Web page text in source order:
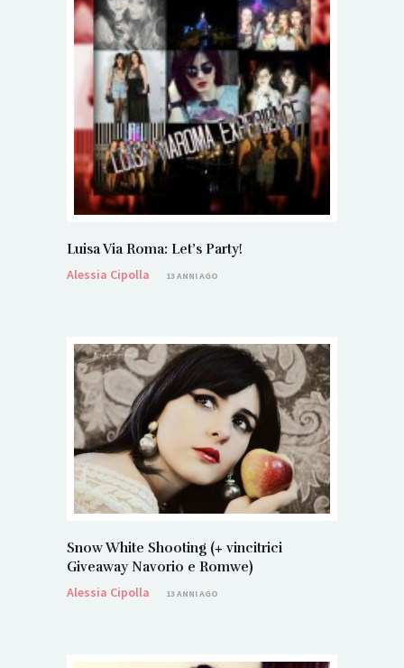
Luisa Via Roma: Let’s Party!
Alessia Cipolla
13 ANNI AGO
Snow White Shooting (+ vincitrici
Giveaway Navorio e Romwe)
Alessia Cipolla
13 ANNI AGO